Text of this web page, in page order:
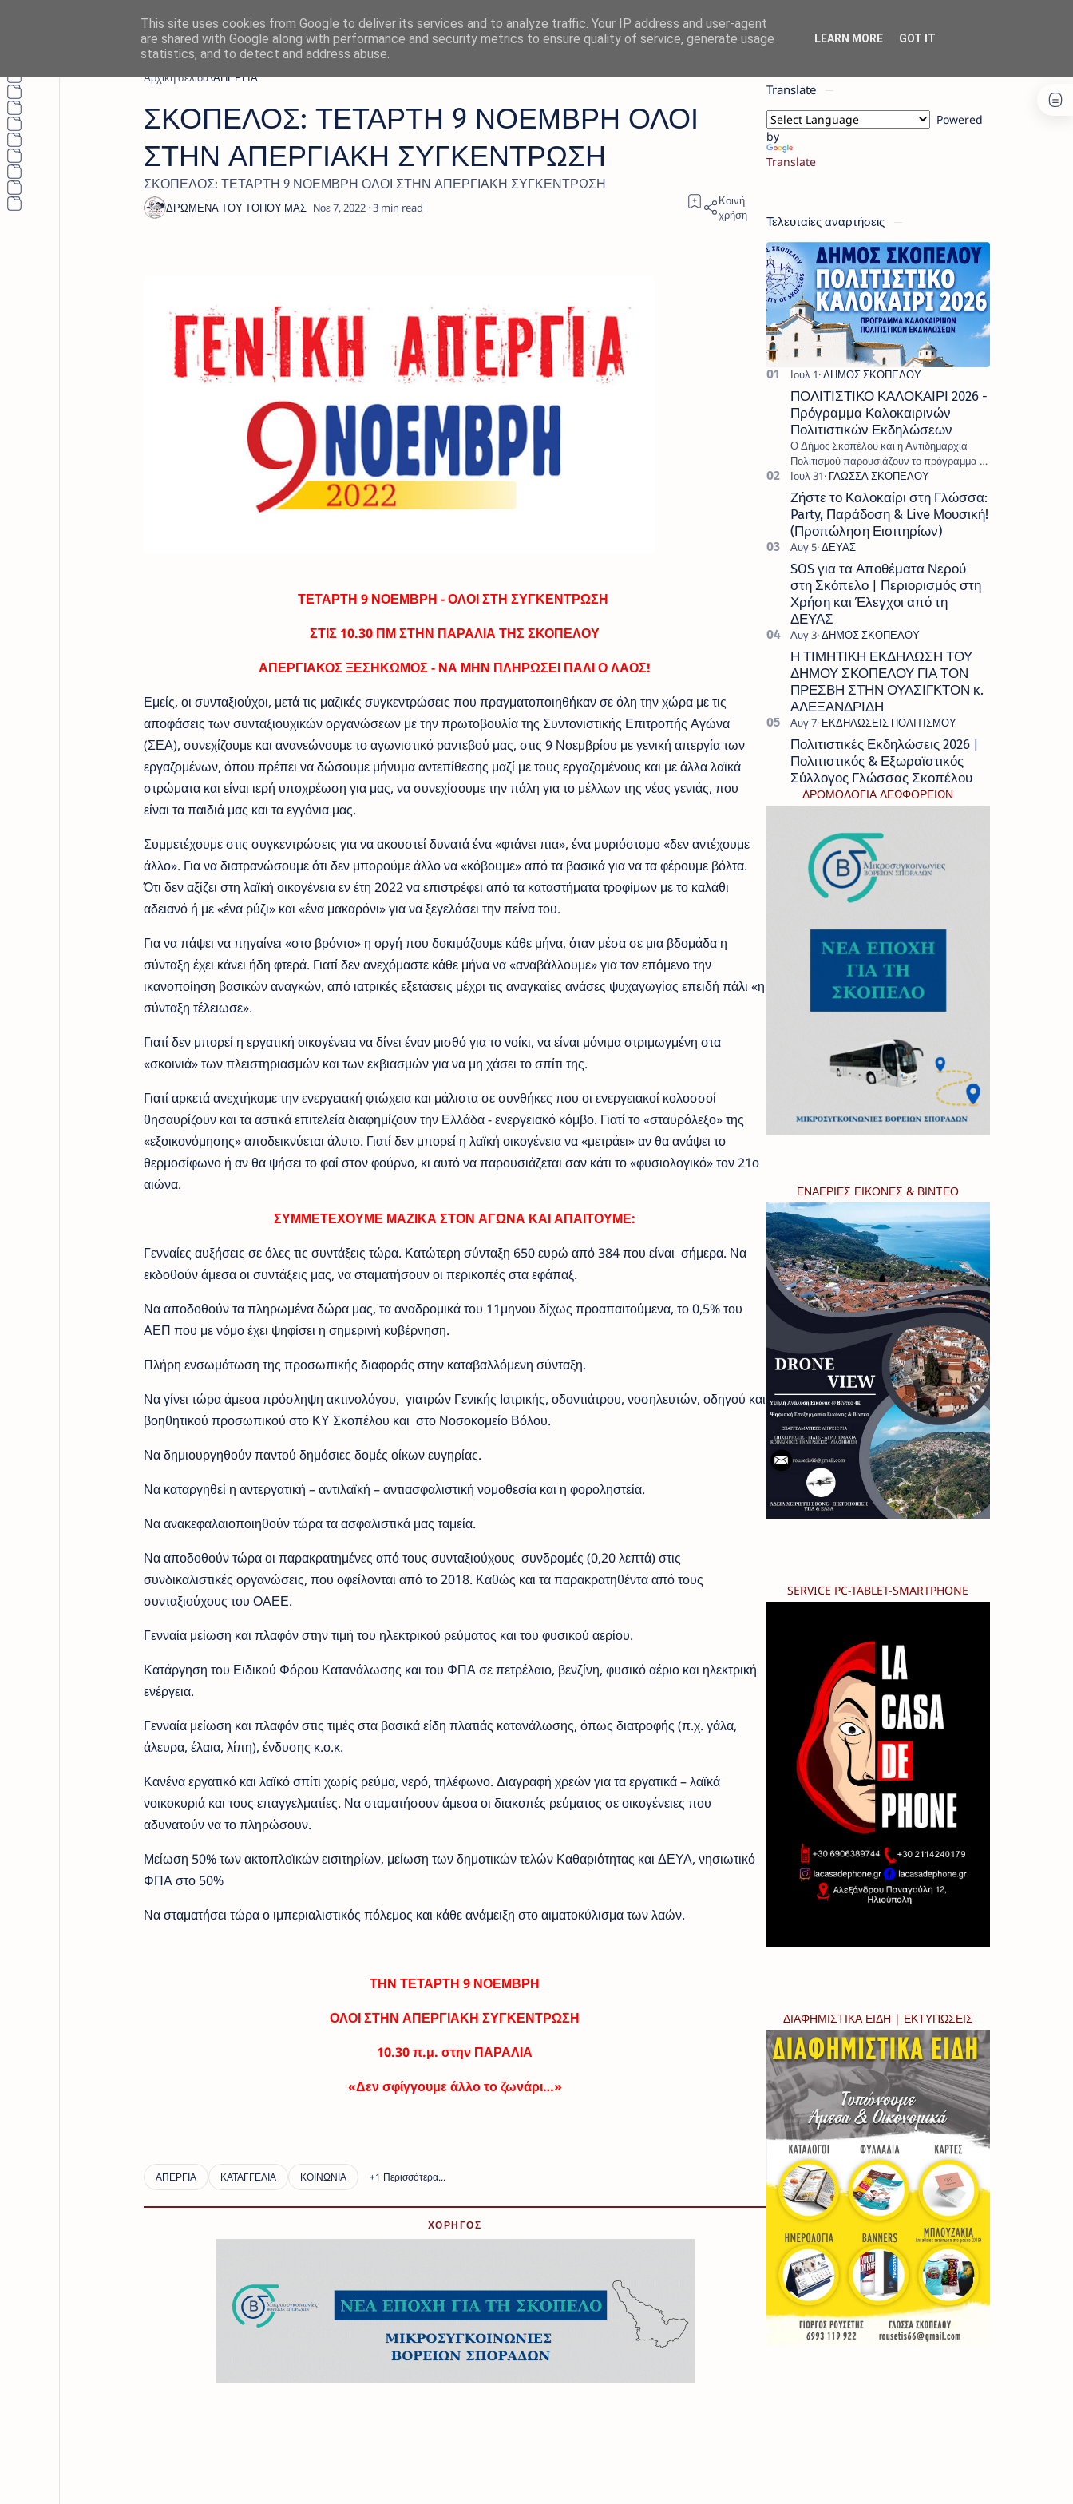
Αρχική σελίδα ΑΠΕΡΓΙΑ
ΣΚΟΠΕΛΟΣ: ΤΕΤΑΡΤΗ 9 ΝΟΕΜΒΡΗ ΟΛΟΙ
ΣΤΗΝ ΑΠΕΡΓΙΑΚΗ ΣΥΓΚΕΝΤΡΩΣΗ
ΣΚΟΠΕΛΟΣ: ΤΕΤΑΡΤΗ 9 ΝΟΕΜΒΡΗ ΟΛΟΙ ΣΤΗΝ ΑΠΕΡΓΙΑΚΗ ΣΥΓΚΕΝΤΡΩΣΗ
3
ΤΕΤΑΡΤΗ 9 ΝΟΕΜΒΡΗ - ΟΛΟΙ ΣΤΗ ΣΥΓΚΕΝΤΡΩΣΗ
ΣΤΙΣ 10.30 ΠΜ ΣΤΗΝ ΠΑΡΑΛΙΑ ΤΗΣ ΣΚΟΠΕΛΟΥ
ΑΠΕΡΓΙΑΚΟΣ ΞΕΣΗΚΩΜΟΣ - ΝΑ ΜΗΝ ΠΛΗΡΩΣΕΙ ΠΑΛΙ Ο ΛΑΟΣ!
Εμείς, οι συνταξιούχοι, μετά τις μαζικές συγκεντρώσεις που πραγματοποιηθήκαν σε όλη την χώρα με τις
αποφάσεις των συνταξιουχικών οργανώσεων με την πρωτοβουλία της Συντονιστικής Επιτροπής Αγώνα
(ΣΕΑ), συνεχίζουμε και ανανεώνουμε το αγωνιστικό ραντεβού μας, στις 9 Νοεμβρίου με γενική απεργία των
εργαζομένων, όπου πρέπει να δώσουμε μήνυμα αντεπίθεσης μαζί με τους εργαζομένους και με άλλα λαϊκά
στρώματα και είναι ιερή υποχρέωση για μας, να συνεχίσουμε την πάλη για το μέλλων της νέας γενιάς, που
είναι τα παιδιά μας και τα εγγόνια μας.
Συμμετέχουμε στις συγκεντρώσεις για να ακουστεί δυνατά ένα «φτάνει πια», ένα μυριόστομο «δεν αντέχουμε
άλλο». Για να διατρανώσουμε ότι δεν μπορούμε άλλο να «κόβουμε» από τα βασικά για να τα φέρουμε βόλτα.
Ότι δεν αξίζει στη λαϊκή οικογένεια εν έτη 2022 να επιστρέφει από τα καταστήματα τροφίμων με το καλάθι
αδειανό ή με «ένα ρύζι» και «ένα μακαρόνι» για να ξεγελάσει την πείνα του.
Για να πάψει να πηγαίνει «στο βρόντο» η οργή που δοκιμάζουμε κάθε μήνα, όταν μέσα σε μια βδομάδα η
σύνταξη έχει κάνει ήδη φτερά. Γιατί δεν ανεχόμαστε κάθε μήνα να «αναβάλλουμε» για τον επόμενο την
ικανοποίηση βασικών αναγκών, από ιατρικές εξετάσεις μέχρι τις αναγκαίες ανάσες ψυχαγωγίας επειδή πάλι «η
σύνταξη τέλειωσε».
Γιατί δεν μπορεί η εργατική οικογένεια να δίνει έναν μισθό για το νοίκι, να είναι μόνιμα στριμωγμένη στα
«σκοινιά» των πλειστηριασμών και των εκβιασμών για να μη χάσει το σπίτι της.
Γιατί αρκετά ανεχτήκαμε την ενεργειακή φτώχεια και μάλιστα σε συνθήκες που οι ενεργειακοί κολοσσοί
θησαυρίζουν και τα αστικά επιτελεία διαφημίζουν την Ελλάδα - ενεργειακό κόμβο. Γιατί το «σταυρόλεξο» της
«εξοικονόμησης» αποδεικνύεται άλυτο. Γιατί δεν μπορεί η λαϊκή οικογένεια να «μετράει» αν θα ανάψει το
θερμοσίφωνο ή αν θα ψήσει το φαΐ στον φούρνο, κι αυτό να παρουσιάζεται σαν κάτι το «φυσιολογικό» τον 21ο
αιώνα.
ΣΥΜΜΕΤΕΧΟΥΜΕ ΜΑΖΙΚΑ ΣΤΟΝ ΑΓΩΝΑ ΚΑΙ ΑΠΑΙΤΟΥΜΕ:
Γενναίες αυξήσεις σε όλες τις συντάξεις τώρα. Κατώτερη σύνταξη 650 ευρώ από 384 που είναι σήμερα. Να
εκδοθούν άμεσα οι συντάξεις μας, να σταματήσουν οι περικοπές στα εφάπαξ.
Να αποδοθούν τα πληρωμένα δώρα μας, τα αναδρομικά του 11μηνου δίχως προαπαιτούμενα, το 0,5% του
ΑΕΠ που με νόμο έχει ψηφίσει η σημερινή κυβέρνηση.
Πλήρη ενσωμάτωση της προσωπικής διαφοράς στην καταβαλλόμενη σύνταξη.
Να γίνει τώρα άμεσα πρόσληψη ακτινολόγου, γιατρών Γενικής Ιατρικής, οδοντιάτρου, νοσηλευτών, οδηγού και
βοηθητικού προσωπικού στο ΚΥ Σκοπέλου και στο Νοσοκομείο Βόλου.
Να δημιουργηθούν παντού δημόσιες δομές οίκων ευγηρίας.
Να καταργηθεί η αντεργατική – αντιλαϊκή – αντιασφαλιστική νομοθεσία και η φοροληστεία.
Να ανακεφαλαιοποιηθούν τώρα τα ασφαλιστικά μας ταμεία.
Να αποδοθούν τώρα οι παρακρατημένες από τους συνταξιούχους συνδρομές (0,20 λεπτά) στις
συνδικαλιστικές οργανώσεις, που οφείλονται από το 2018. Καθώς και τα παρακρατηθέντα από τους
συνταξιούχους του ΟΑΕΕ.
Γενναία μείωση και πλαφόν στην τιμή του ηλεκτρικού ρεύματος και του φυσικού αερίου.
Κατάργηση του Ειδικού Φόρου Κατανάλωσης και του ΦΠΑ σε πετρέλαιο, βενζίνη, φυσικό αέριο και ηλεκτρική
ενέργεια.
Γενναία μείωση και πλαφόν στις τιμές στα βασικά είδη πλατιάς κατανάλωσης, όπως διατροφής (π.χ. γάλα,
άλευρα, έλαια, λίπη), ένδυσης κ.ο.κ.
Κανένα εργατικό και λαϊκό σπίτι χωρίς ρεύμα, νερό, τηλέφωνο. Διαγραφή χρεών για τα εργατικά – λαϊκά
νοικοκυριά και τους επαγγελματίες. Να σταματήσουν άμεσα οι διακοπές ρεύματος σε οικογένειες που
αδυνατούν να το πληρώσουν.
Μείωση 50% των ακτοπλοϊκών εισιτηρίων, μείωση των δημοτικών τελών Καθαριότητας και ΔΕΥΑ, νησιωτικό
ΦΠΑ στο 50%
Να σταματήσει τώρα ο ιμπεριαλιστικός πόλεμος και κάθε ανάμειξη στο αιματοκύλισμα των λαών.
ΤΗΝ ΤΕΤΑΡΤΗ 9 ΝΟΕΜΒΡΗ
ΟΛΟΙ ΣΤΗΝ ΑΠΕΡΓΙΑΚΗ ΣΥΓΚΕΝΤΡΩΣΗ
10.30 π.μ. στην ΠΑΡΑΛΙΑ
«Δεν σφίγγουμε άλλο το ζωνάρι…»
ΧΟΡΗΓΟΣ
Translate
Powered
by
Translate
Τελευταίες αναρτήσεις
ΠΟΛΙΤΙΣΤΙΚΟ ΚΑΛΟΚΑΙΡΙ 2026 -
Πρόγραμμα Καλοκαιρινών
Πολιτιστικών Εκδηλώσεων
Ο Δήμος Σκοπέλου και η Αντιδημαρχία
Πολιτισμού παρουσιάζουν το πρόγραμμα «
Πολιτιστικό Καλοκαίρι 2026 », ένα πλούσιο
και πολυσυλλεκτικό πρόγραμμα εκδ…
Ζήστε το Καλοκαίρι στη Γλώσσα:
Party, Παράδοση & Live Μουσική!
(Προπώληση Εισιτηρίων)
SOS για τα Αποθέματα Νερού
στη Σκόπελο | Περιορισμός στη
Χρήση και Έλεγχοι από τη
ΔΕΥΑΣ
Η ΤΙΜΗΤΙΚΗ ΕΚΔΗΛΩΣΗ ΤΟΥ
ΔΗΜΟΥ ΣΚΟΠΕΛΟΥ ΓΙΑ ΤΟΝ
ΠΡΕΣΒΗ ΣΤΗΝ ΟΥΑΣΙΓΚΤΟΝ κ.
ΑΛΕΞΑΝΔΡΙΔΗ
Πολιτιστικές Εκδηλώσεις 2026 |
Πολιτιστικός & Εξωραϊστικός
Σύλλογος Γλώσσας Σκοπέλου
ΔΡΟΜΟΛΟΓΙΑ ΛΕΩΦΟΡΕΙΩΝ
ΕΝΑΕΡΙΕΣ ΕΙΚΟΝΕΣ & ΒΙΝΤΕΟ
SERVICE PC-TABLET-SMARTPHONE
ΔΙΑΦΗΜΙΣΤΙΚΑ ΕΙΔΗ | ΕΚΤΥΠΩΣΕΙΣ
This site uses cookies from Google to deliver its services and to analyze traffic. Your IP address and user-agent
are shared with Google along with performance and security metrics to ensure quality of service, generate usage
statistics, and to detect and address abuse.
LEARN MORE GOT IT